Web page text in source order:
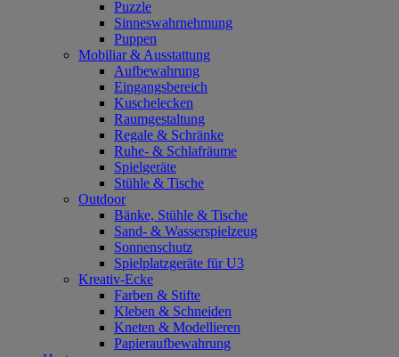
Puzzle
Sinneswahrnehmung
Puppen
Mobiliar & Ausstattung
Aufbewahrung
Eingangsbereich
Kuschelecken
Raumgestaltung
Regale & Schränke
Ruhe- & Schlafräume
Spielgeräte
Stühle & Tische
Outdoor
Bänke, Stühle & Tische
Sand- & Wasserspielzeug
Sonnenschutz
Spielplatzgeräte für U3
Kreativ-Ecke
Farben & Stifte
Kleben & Schneiden
Kneten & Modellieren
Papieraufbewahrung